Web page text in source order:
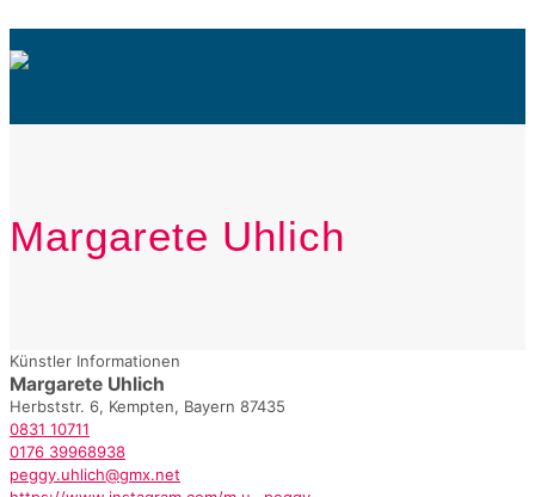
Margarete Uhlich
Künstler Informationen
Margarete Uhlich
Herbststr. 6, Kempten, Bayern 87435
0831 10711
0176 39968938
peggy.uhlich@gmx.net